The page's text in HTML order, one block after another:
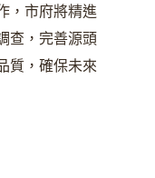
，市府將精進
查，完善源頭
質，確保未來